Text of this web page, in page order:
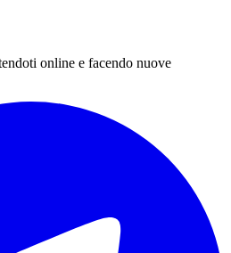
online e facendo nuove